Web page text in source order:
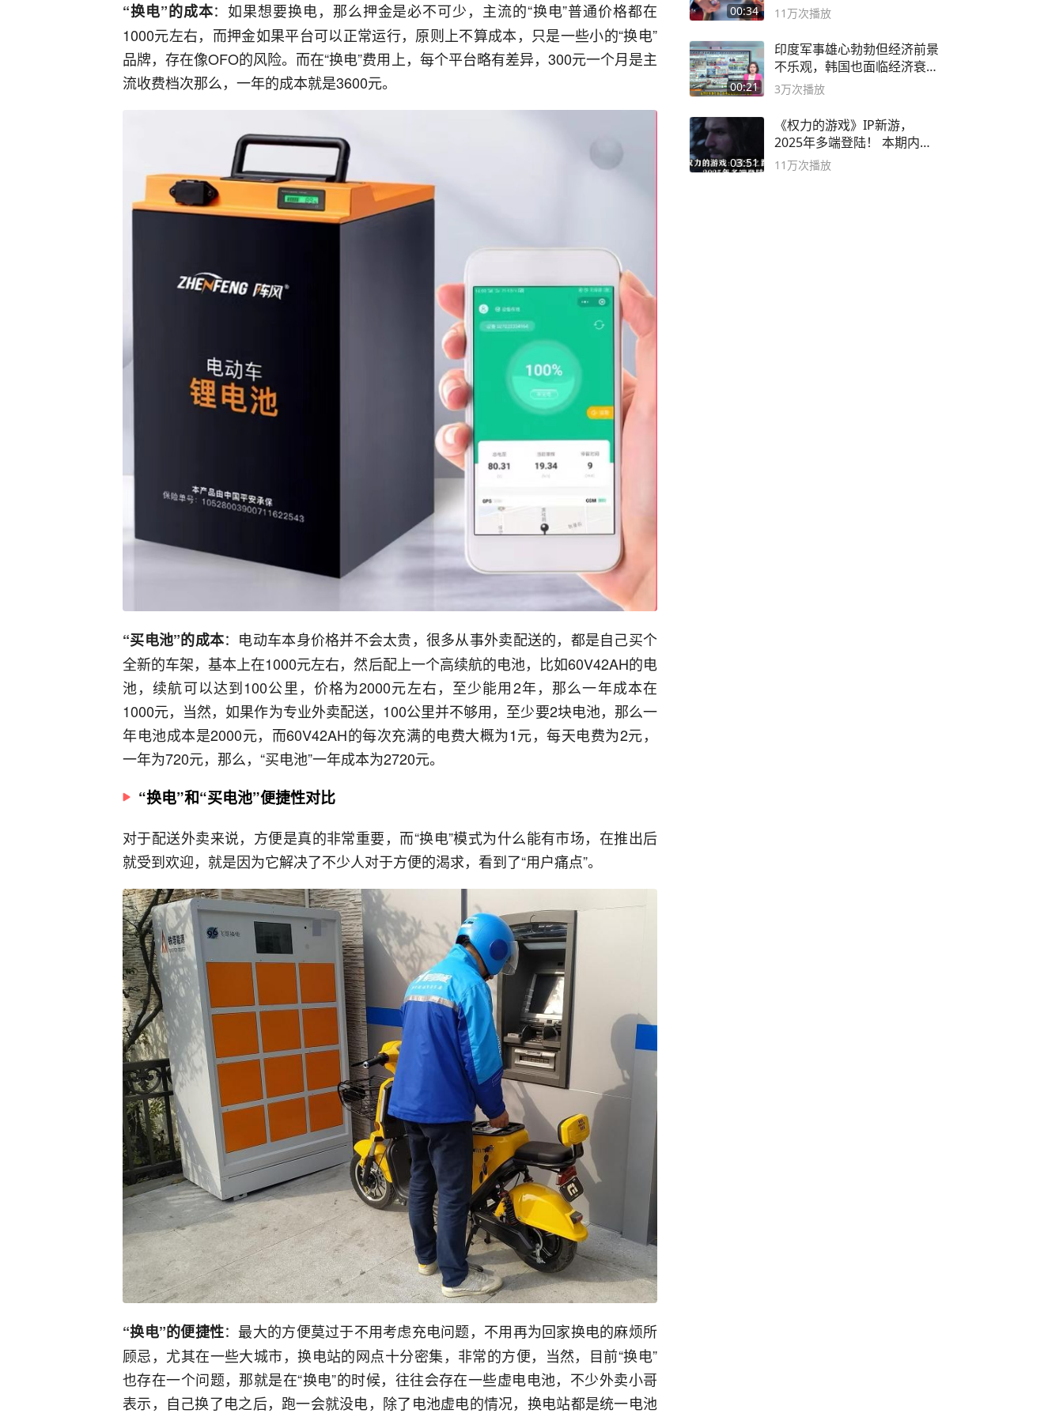
“换电”的成本：如果想要换电，那么押金是必不可少，主流的“换电”普通价格都在
1000元左右，而押金如果平台可以正常运行，原则上不算成本，只是一些小的“换电”
品牌，存在像OFO的风险。而在“换电”费用上，每个平台略有差异，300元一个月是主
流收费档次那么，一年的成本就是3600元。
“买电池”的成本：电动车本身价格并不会太贵，很多从事外卖配送的，都是自己买个
全新的车架，基本上在1000元左右，然后配上一个高续航的电池，比如60V42AH的电
池，续航可以达到100公里，价格为2000元左右，至少能用2年，那么一年成本在
1000元，当然，如果作为专业外卖配送，100公里并不够用，至少要2块电池，那么一
年电池成本是2000元，而60V42AH的每次充满的电费大概为1元，每天电费为2元，
一年为720元，那么，“买电池”一年成本为2720元。
“换电”和“买电池”便捷性对比
对于配送外卖来说，方便是真的非常重要，而“换电”模式为什么能有市场，在推出后
就受到欢迎，就是因为它解决了不少人对于方便的渴求，看到了“用户痛点”。
“换电”的便捷性：最大的方便莫过于不用考虑充电问题，不用再为回家换电的麻烦所
顾忌，尤其在一些大城市，换电站的网点十分密集，非常的方便，当然，目前“换电”
也存在一个问题，那就是在“换电”的时候，往往会存在一些虚电电池，不少外卖小哥
表示，自己换了电之后，跑一会就没电，除了电池虚电的情况，换电站都是统一电池
00:34 11万次播放
00:21
印度军事雄心勃勃但经济前景
不乐观，韩国也面临经济衰退
风险
3万次播放
03:51
《权力的游戏》IP新游，
2025年多端登陆！ 本期内容
概要
11万次播放